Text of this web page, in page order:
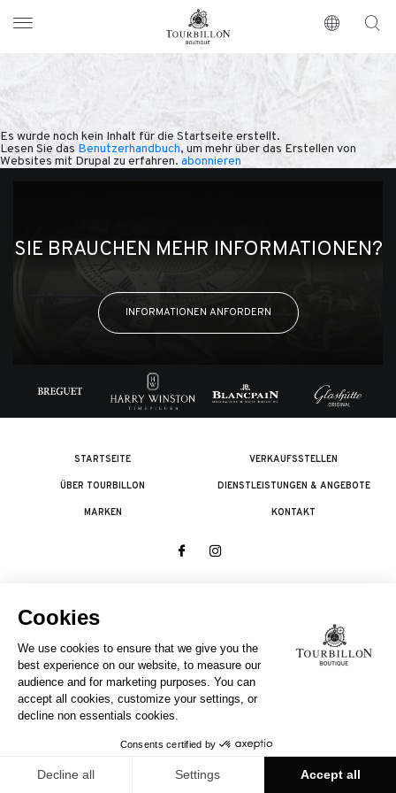
https://www.tourbillon.com/de
Es wurde noch kein Inhalt für die Startseite erstellt.
Lesen Sie das Benutzerhandbuch, um mehr über das Erstellen von
Websites mit Drupal zu erfahren. abonnieren
SIE BRAUCHEN MEHR INFORMATIONEN?
INFORMATIONEN ANFORDERN
STARTSEITE
ÜBER TOURBILLON
MARKEN
VERKAUFSSTELLEN
DIENSTLEISTUNGEN & ANGEBOTE
KONTAKT
EIN UNTERNEHMEN DER